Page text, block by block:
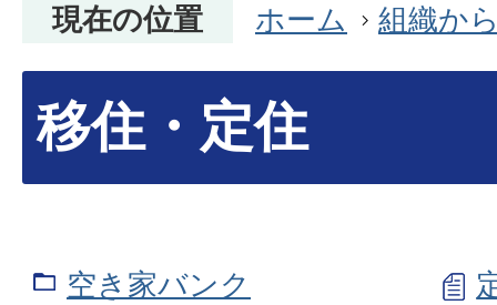
現在の位置 ホーム 組織か
移住・定住
空き家バンク